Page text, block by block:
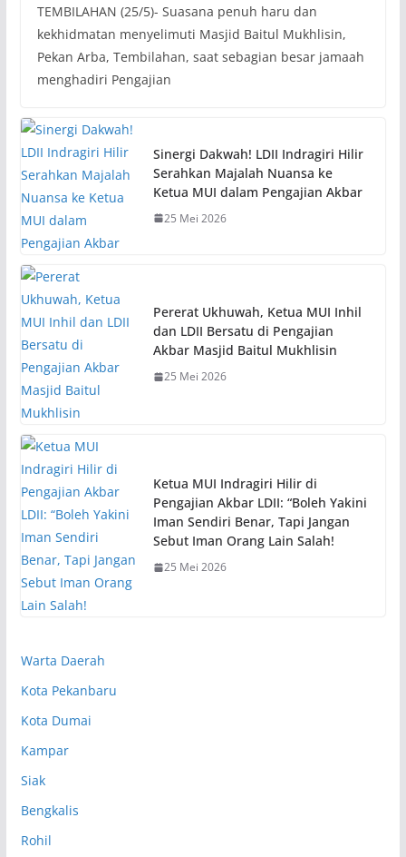
TEMBILAHAN (25/5)- Suasana penuh haru dan
kekhidmatan menyelimuti Masjid Baitul Mukhlisin,
Pekan Arba, Tembilahan, saat sebagian besar jamaah
menghadiri Pengajian
Sinergi Dakwah! LDII Indragiri Hilir
Serahkan Majalah Nuansa ke
Ketua MUI dalam Pengajian Akbar
25 Mei 2026
Pererat Ukhuwah, Ketua MUI Inhil
dan LDII Bersatu di Pengajian
Akbar Masjid Baitul Mukhlisin
25 Mei 2026
Ketua MUI Indragiri Hilir di
Pengajian Akbar LDII: “Boleh Yakini
Iman Sendiri Benar, Tapi Jangan
Sebut Iman Orang Lain Salah!
25 Mei 2026
Warta Daerah
Kota Pekanbaru
Kota Dumai
Kampar
Siak
Bengkalis
Rohil